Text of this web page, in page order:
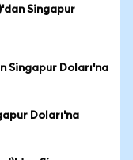
Singapur
Singapur Doları'na
Doları'na